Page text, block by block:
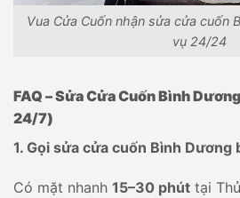
Vua Cửa Cuốn nhận sửa cửa cuốn
vụ 24/24
FAQ – Sửa Cửa Cuốn Bình
24/7)
1. Gọi sửa cửa cuốn Bình Dương
Có mặt nhanh 15–30 phút tại